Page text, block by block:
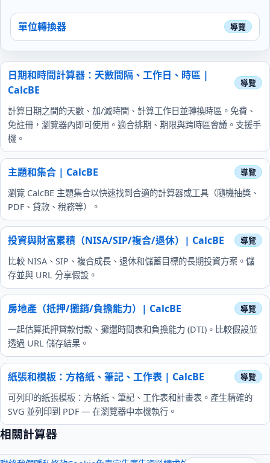
單位轉換器
日期和時間計算器：天數間隔、工作日、時區 |
CalcBE
計算日期之間的天數、加/減時間、計算工作日並轉換時區。免費、
免註冊，瀏覽器內即可使用。適合排期、期限與跨時區會議。支援手
機。
主題和集合 | CalcBE
瀏覽 CalcBE 主題集合以快速找到合適的計算器或工具（隨機抽獎、
PDF、貸款、稅務等）。
投資與財富累積（NISA/SIP/複合/退休）| CalcBE
比較 NISA、SIP、複合成長、退休和儲蓄目標的長期投資方案。儲
存並與 URL 分享假設。
房地產（抵押/攤銷/負擔能力）| CalcBE
一起估算抵押貸款付款、攤還時間表和負擔能力 (DTI)。比較假設並
透過 URL 儲存結果。
紙張和模板：方格紙、筆記、工作表 | CalcBE
可列印的紙張模板：方格紙、筆記、工作表和計畫表。產生精確的
SVG 並列印到 PDF — 在瀏覽器中本機執行。
相關計算器